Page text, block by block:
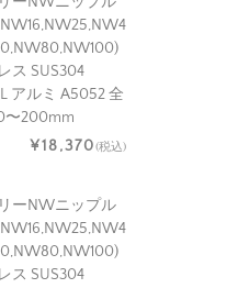
ス SUS304
アルミ A5052 全
〜200mm
¥18,370(税込)
ーNWニップル
ス SUS304